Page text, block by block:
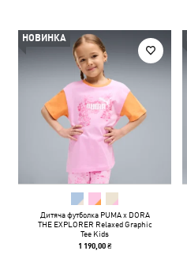
НОВИНКА
Дитяча футболка PUMA x DORA
THE EXPLORER Relaxed Graphic
Tee Kids
1 190,00 ₴